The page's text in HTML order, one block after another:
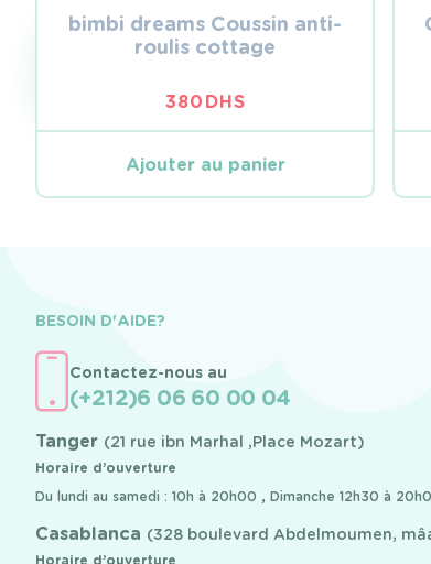
bimbi dreams Coussin anti-
roulis cottage
380 DHS
Ajouter au panier
BESOIN D'AIDE?
Contactez-nous au
(+212)6 06 60 00 04
Tanger (21 rue ibn Marhal ,Place Mozart)
Horaire d’ouverture
Du lundi au samedi : 10h à 20h00 , Dimanche 12h30 à
Casablanca (328 boulevard Abdelmoumen,
Horaire d’ouverture